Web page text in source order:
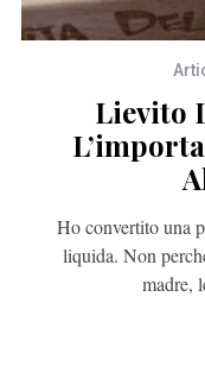
Lievito
Ho convertito una
liquida. Non
madre,